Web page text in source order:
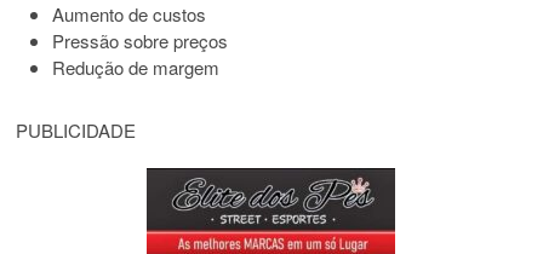
Aumento de custos
Pressão sobre preços
Redução de margem
PUBLICIDADE